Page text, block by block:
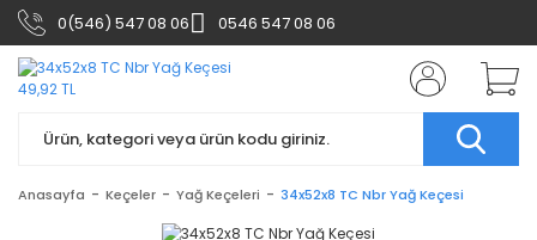
0(546) 547 08 06 0546 547 08 06
Anasayfa Keçeler Yağ Keçeleri 34x52x8 TC Nbr Yağ Keçesi